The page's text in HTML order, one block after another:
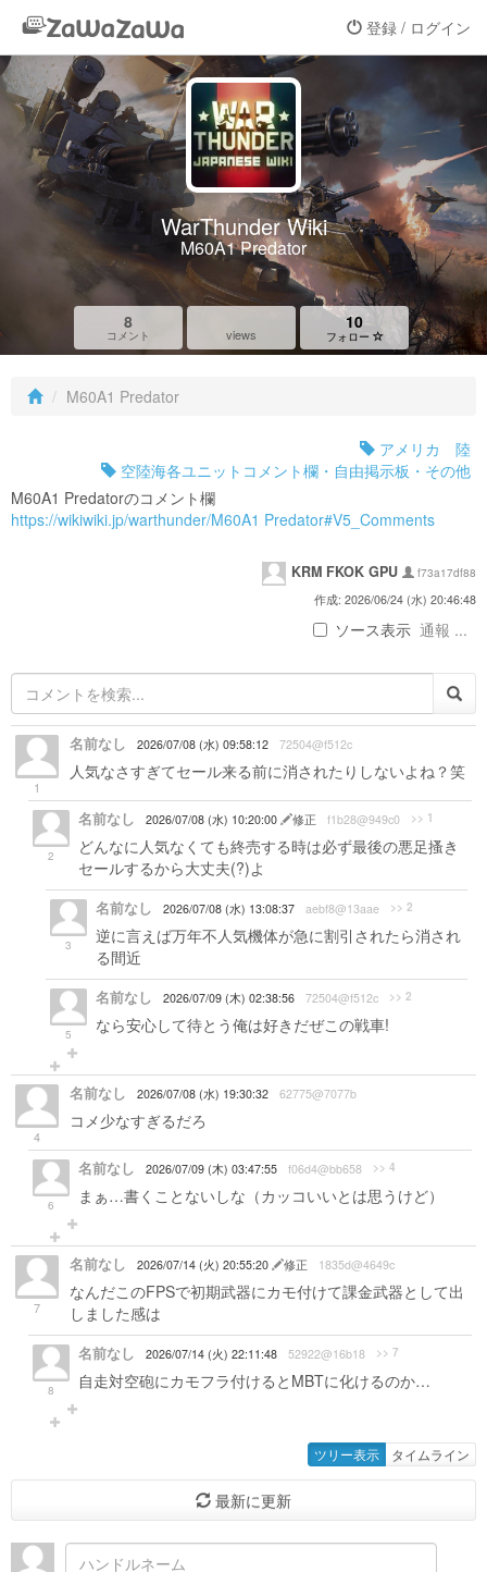
登録 / ログイン
WarThunder Wiki
M60A1 Predator
8
コメント views
10
フォロー
M60A1 Predator
アメリカ 陸
空陸海各ユニットコメント欄・自由掲示板・その他
M60A1 Predatorのコメント欄
https://wikiwiki.jp/warthunder/M60A1 Predator#V5_Comments
KRM FKOK GPU
f73a17df88
作成: 2026/06/24 (水) 20:46:48
ソース表示 通報 ...
1
名前なし 2026/07/08 (水) 09:58:12 72504@f512c
人気なさすぎてセール来る前に消されたりしないよね？笑
2
名前なし 2026/07/08 (水) 10:20:00 修正 f1b28@949c0 >> 1
どんなに人気なくても終売する時は必ず最後の悪足搔き
セールするから大丈夫(?)よ
3
名前なし 2026/07/08 (水) 13:08:37 aebf8@13aae >> 2
逆に言えば万年不人気機体が急に割引されたら消され
る間近
5
名前なし 2026/07/09 (木) 02:38:56 72504@f512c >> 2
なら安心して待とう俺は好きだぜこの戦車!
4
名前なし 2026/07/08 (水) 19:30:32 62775@7077b
コメ少なすぎるだろ
6
名前なし 2026/07/09 (木) 03:47:55 f06d4@bb658 >> 4
まぁ…書くことないしな（カッコいいとは思うけど）
7
名前なし 2026/07/14 (火) 20:55:20 修正 1835d@4649c
なんだこのFPSで初期武器にカモ付けて課金武器として出
しました感は
8
名前なし 2026/07/14 (火) 22:11:48 52922@16b18 >> 7
自走対空砲にカモフラ付けるとMBTに化けるのか…
ツリー表示 タイムライン
最新に更新